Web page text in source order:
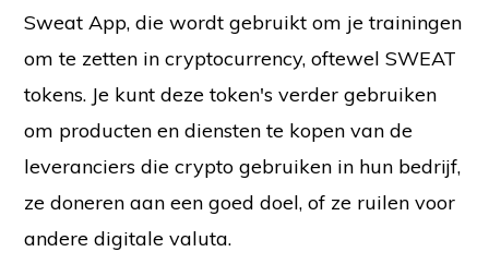
Sweat App, die wordt gebruikt om je trainingen
om te zetten in cryptocurrency, oftewel SWEAT
tokens. Je kunt deze token's verder gebruiken
om producten en diensten te kopen van de
leveranciers die crypto gebruiken in hun bedrijf,
ze doneren aan een goed doel, of ze ruilen voor
andere digitale valuta.